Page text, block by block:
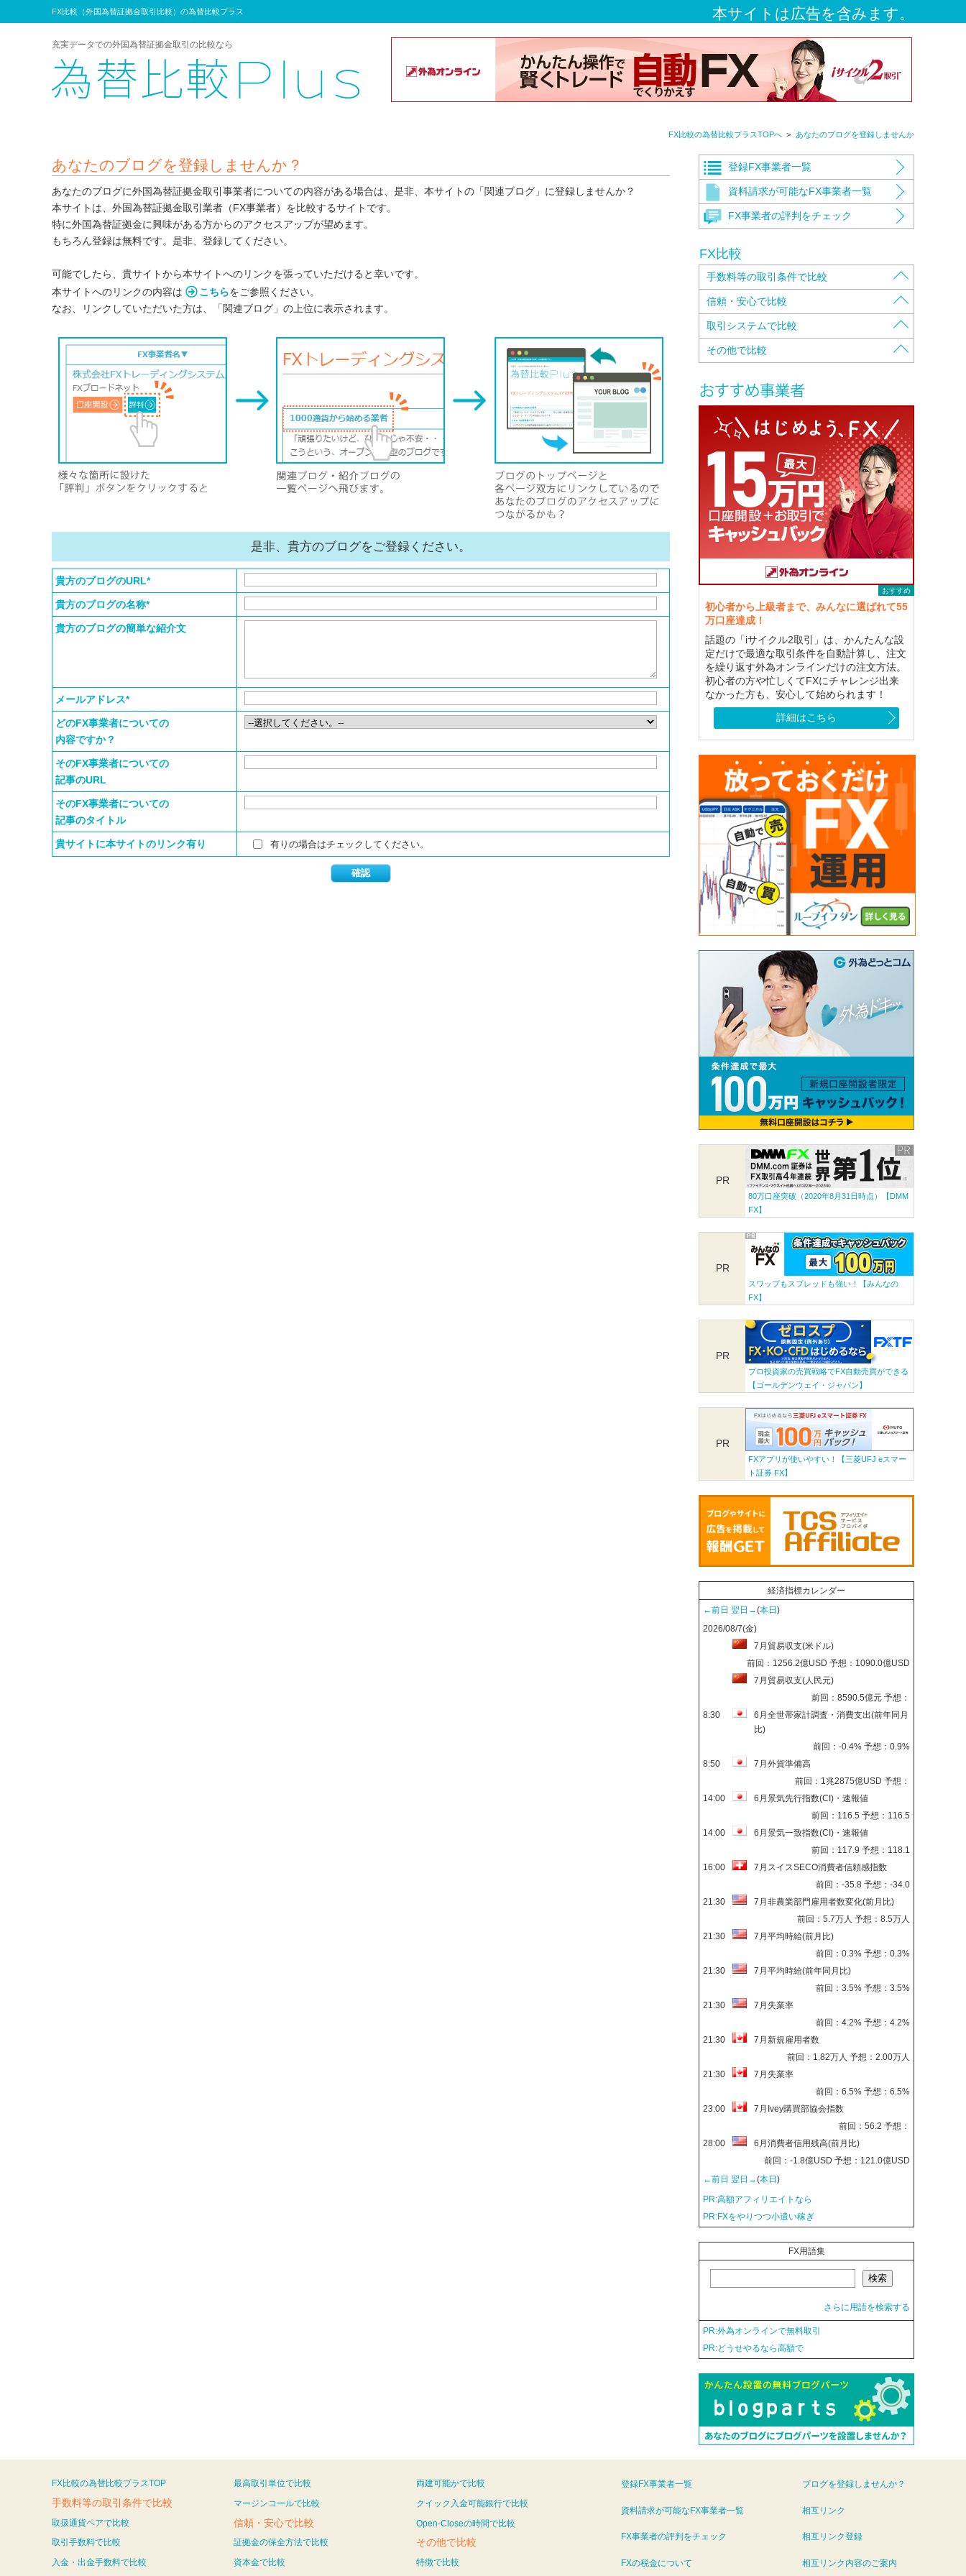
FX比較（外国為替証拠金取引比較）の為替比較プラス 本サイトは広告を含みます。
充実データでの外国為替証拠金取引の比較なら
FX比較の為替比較プラスTOPへ あなたのブログを登録しませんか
登録FX事業者一覧
資料請求が可能なFX事業者一覧
FX事業者の評判をチェック
FX比較
手数料等の取引条件で比較
取扱通貨ペアで比較
取引手数料で比較
入金・出金手数料で比較
口座維持手数料で比較
スプレッドで比較
スワップポイントで比較
最大レバレッジで比較
ロスカットで比較
最低取引単位で比較
最高取引単位で比較
マージンコールで比較
信頼・安心で比較
証拠金の保全方法で比較
資本金で比較
自己資本規制比率で比較
本社・営業所所在地で比較
各種認証・認定で比較
カバー先で比較
取引システムで比較
注文方法で比較
両建可能かで比較
Open-Closeの時間で比較
その他で比較
キャッシュバックで比較
株主構成で比較
メールマガジンで比較
デモトレード（コンテスト有り/無し）で比
較
独自サービスで比較
セミナー(実地セミナー/Webセミナー）で比
較
取引要綱を見ながらで比較
あなたのブログを登録しませんか？
あなたのブログに外国為替証拠金取引事業者についての内容がある場合は、是非、本サイトの「関連ブログ」に登録しませんか？
本サイトは、外国為替証拠金取引業者（FX事業者）を比較するサイトです。
特に外国為替証拠金に興味がある方からのアクセスアップが望めます。
もちろん登録は無料です。是非、登録してください。
可能でしたら、貴サイトから本サイトへのリンクを張っていただけると幸いです。
本サイトへのリンクの内容は
こちらをご参照ください。
なお、リンクしていただいた方は、「関連ブログ」の上位に表示されます。
是非、貴方のブログをご登録ください。
貴方のブログのURL*
貴方のブログの名称*
貴方のブログの簡単な紹介文
メールアドレス*
どのFX事業者についての
内容ですか？
そのFX事業者についての
記事のURL
そのFX事業者についての
記事のタイトル
貴サイトに本サイトのリンク有り 有りの場合はチェックしてください。
おすすめ
初心者から上級者まで、みんなに選ばれて55
万口座達成！
話題の「iサイクル2取引」は、かんたんな設
定だけで最適な取引条件を自動計算し、注文
を繰り返す外為オンラインだけの注文方法。
初心者の方や忙しくてFXにチャレンジ出来
なかった方も、安心して始められます！
詳細はこちら
PR
80万口座突破（2020年8月31日時点）【DMM
FX】
PR
スワップもスプレッドも強い！【みんなの
FX】
PR
プロ投資家の売買戦略でFX自動売買ができる
【ゴールデンウェイ・ジャパン】
PR
FXアプリが使いやすい！【三菱UFJ eスマー
ト証券 FX】
経済指標カレンダー
←前日 翌日→(本日)
2026/08/7(金)
7月貿易収支(米ドル)
前回：1256.2億USD 予想：1090.0億USD
7月貿易収支(人民元)
前回：8590.5億元 予想：
8:30
6月全世帯家計調査・消費支出(前年同月
比)
前回：-0.4% 予想：0.9%
8:50
7月外貨準備高
前回：1兆2875億USD 予想：
14:00
6月景気先行指数(CI)・速報値
前回：116.5 予想：116.5
14:00
6月景気一致指数(CI)・速報値
前回：117.9 予想：118.1
16:00
7月スイスSECO消費者信頼感指数
前回：-35.8 予想：-34.0
21:30
7月非農業部門雇用者数変化(前月比)
前回：5.7万人 予想：8.5万人
21:30
7月平均時給(前月比)
前回：0.3% 予想：0.3%
21:30
7月平均時給(前年同月比)
前回：3.5% 予想：3.5%
21:30
7月失業率
前回：4.2% 予想：4.2%
21:30
7月新規雇用者数
前回：1.82万人 予想：2.00万人
21:30
7月失業率
前回：6.5% 予想：6.5%
23:00
7月Ivey購買部協会指数
前回：56.2 予想：
28:00
6月消費者信用残高(前月比)
前回：-1.8億USD 予想：121.0億USD
←前日 翌日→(本日)
PR:高額アフィリエイトなら
PR:FXをやりつつ小遣い稼ぎ
FX用語集
さらに用語を検索する
PR:外為オンラインで無料取引
PR:どうせやるなら高額で
FX比較の為替比較プラスTOP
手数料等の取引条件で比較
取扱通貨ペアで比較
取引手数料で比較
入金・出金手数料で比較
最高取引単位で比較
マージンコールで比較
信頼・安心で比較
証拠金の保全方法で比較
資本金で比較
両建可能かで比較
クイック入金可能銀行で比較
Open-Closeの時間で比較
その他で比較
特徴で比較
登録FX事業者一覧
資料請求が可能なFX事業者一覧
FX事業者の評判をチェック
FXの税金について
ブログを登録しませんか？
相互リンク
相互リンク登録
相互リンク内容のご案内